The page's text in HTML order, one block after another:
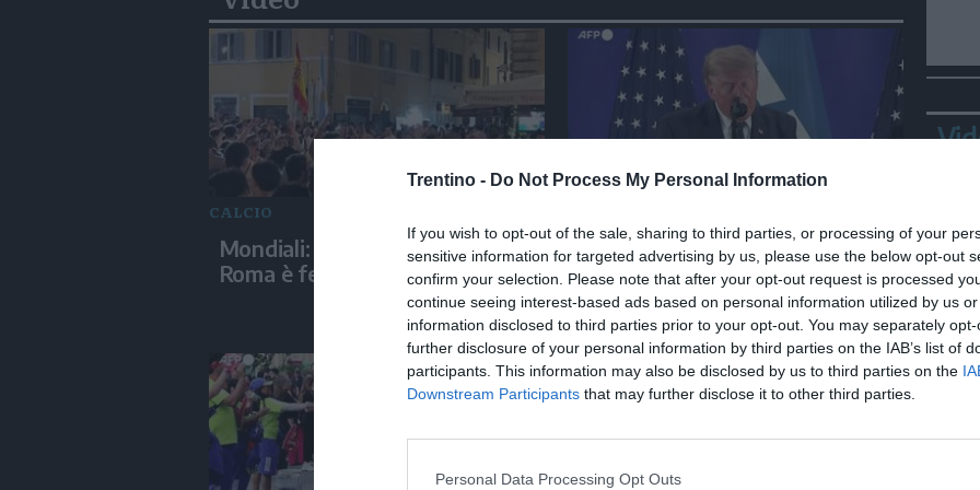
Trentino - Do Not Process My Personal Information
If you wish to opt-out of the sale, sharing to third parties, or processing of your
sensitive information for targeted advertising by us, please use the below opt-out
confirm your selection. Please note that after your opt-out request is processed
continue seeing interest-based ads based on personal information utilized by us
information disclosed to third parties prior to your opt-out. You may separately
further disclosure of your personal information by third parties on the IAB’s list of
participants. This information may also be disclosed by us to third parties on the
Downstream Participants that may further disclose it to other third parties.
Personal Data Processing Opt Outs
CALCIO
Mondiali: Spagna campione, a
Roma è festa a Campo de' Fiori
Mondiali, stoccata di Trump a
Tuchel: “Sbagliato mettere
Kane in difesa”